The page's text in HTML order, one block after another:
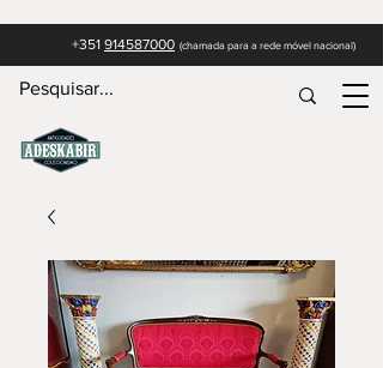
+351 914587000 (chamada para a rede móvel nacional)